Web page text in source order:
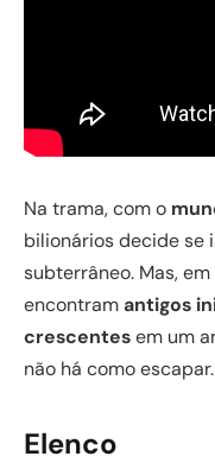
Na trama, com o
bilionários decide se
subterrâneo. Mas,
encontramantigos
crescentesem um
não há como escapar.
Elenco